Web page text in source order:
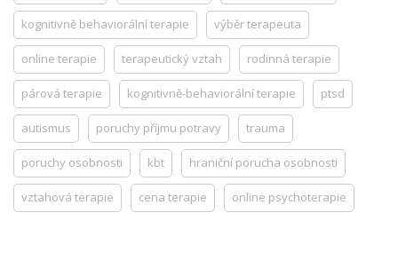
kognitivně behaviorální terapie výběr terapeuta
online terapie terapeutický vztah rodinná terapie
párová terapie kognitivně-behaviorální terapie ptsd
autismus poruchy příjmu potravy trauma
poruchy osobnosti kbt hraniční porucha osobnosti
vztahová terapie cena terapie online psychoterapie